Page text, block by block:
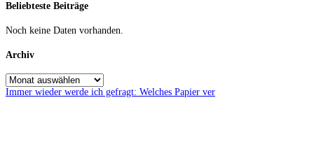
Beliebteste Beiträge
Noch keine Daten vorhanden.
Archiv
Immer wieder werde ich gefragt: Welches Papier ver